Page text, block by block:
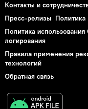
Контакты и
Пресс-релизы
Политика
логирования
Правила применения
технологий
Обратная связь